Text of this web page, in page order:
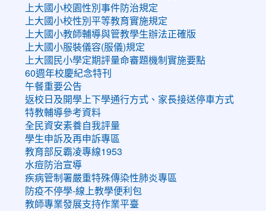
上大國小校園性別事件防治規定
上大國小校性別平等教育實施規定
上大國小教師輔導與管教學生辦法正確版
上大國小服裝儀容(服儀)規定
上大國民小學定期評量命審題機制實施要點
60週年校慶紀念特刊
午餐重要公告
返校日及開學上下學通行方式、家長接送停車方式
特教輔導參考資料
全民資安素養自我評量
學生申訴及再申訴專區
教育部反霸凌專線1953
水痘防治宣導
疾病管制署嚴重特殊傳染性肺炎專區
防疫不停學-線上教學便利包
教師專業發展支持作業平臺